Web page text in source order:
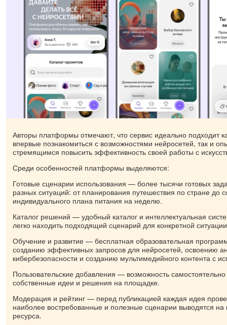
Авторы платформы отмечают, что сервис идеально подходит
впервые познакомиться с возможностями нейросетей, так и
стремящимся повысить эффективность своей работы с
Среди особенностей платформы выделяются:
Готовые сценарии использования — более тысячи готовых
разных ситуаций: от планирования путешествия по стране до
индивидуального плана питания на неделю.
Каталог решений — удобный каталог и интеллектуальная
легко находить подходящий сценарий для конкретной
Обучение и развитие — бесплатная образовательная
созданию эффективных запросов для нейросетей, освоению
кибербезопасности и созданию мультимедийного контента с
Пользовательские добавления — возможность
собственные идеи и решения на площадке.
Модерация и рейтинг — перед публикацией каждая идея
наиболее востребованные и полезные сценарии выводятся на
ресурса.